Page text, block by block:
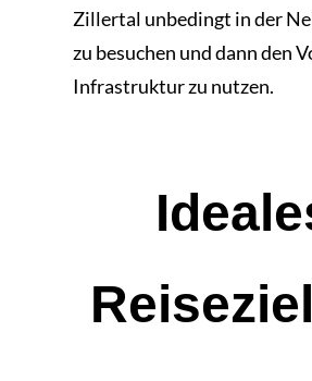
Zillertal unbedingt in der
zu besuchen und dann den
Infrastruktur zu nutzen.